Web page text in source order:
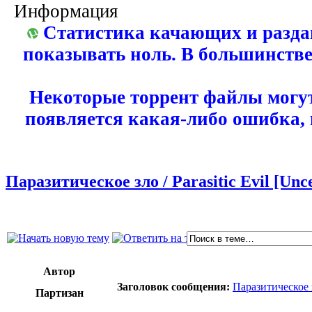
Информация
Статистика качающих и
показывать ноль. В
Некоторые торрент файлы
появляется какая-либо
Паразитическое зло / Parasitic Evil
Автор
Партизан
Заголовок сообщения: